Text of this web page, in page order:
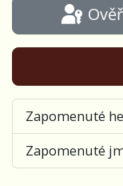
Zapomenuté
Zapomenuté